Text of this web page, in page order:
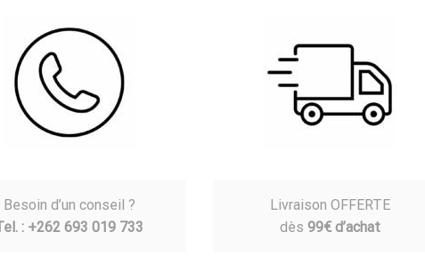
Besoin d’un conseil ?
: +262 693 019 733
Livraison OFFERTE
dès 99€ d’achat